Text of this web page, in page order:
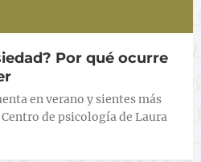
Por qué ocurre
en verano y sientes más
de psicología de Laura